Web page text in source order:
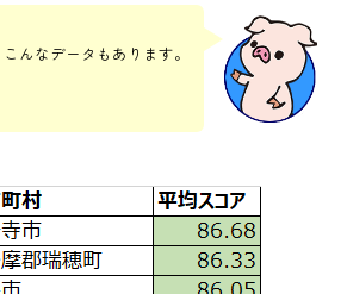
こんなデータもあります。